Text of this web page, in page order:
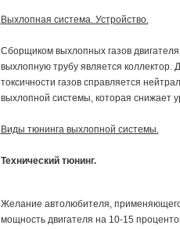
Выхлопная система. Устройство.
Сборщиком выхлопных газов
выхлопную трубу является
токсичности газов справляется
выхлопной системы, которая снижает
Виды тюнинга выхлопной системы.
Технический тюнинг.
Желание автолюбителя,
мощность двигателя на 10-15